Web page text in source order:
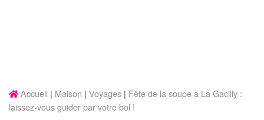
Accueil Maison Voyages
Fête de la soupe à La Gacilly :
laissez-vous guider par votre bol !